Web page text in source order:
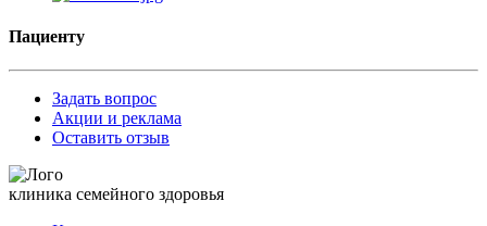
Пациенту
Задать вопрос
Акции и реклама
Оставить отзыв
клиника семейного здоровья